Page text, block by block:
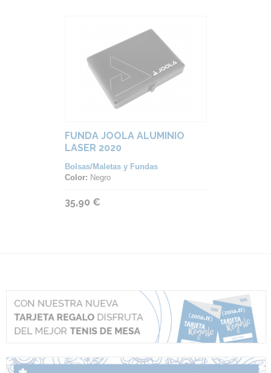
FUNDA JOOLA ALUMINIO
LASER 2020
Bolsas/Maletas y Fundas
Color: Negro
35,90 €